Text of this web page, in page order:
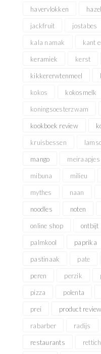
havervlokken
jackfruit jostabes
kala namak kant
keramiek kerst
kikkererwtenmeel
kokos kokosmelk
koningsoesterzwam
kookboek review
kruisbessen
mango meiraapjes
mibuna milieu
mythes naan
noodles noten
online shop ontbijt
palmkool paprika
pastinaak pate
peren perzik
pizza polenta
prei product review
rabarber radijs
restaurants rettich